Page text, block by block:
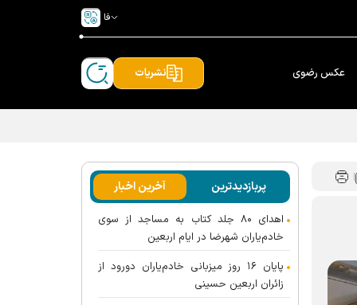
فا
عکس رضوی نشریات
پربازدیدترین آخرین اخبار
اهدای ۸۰ جلد کتاب به مساجد از سوی
خادم‌یاران شهرضا در ایام اربعین
پایان ۱۶ روز میزبانی خادم‌یاران دورود از
زائران اربعین حسینی